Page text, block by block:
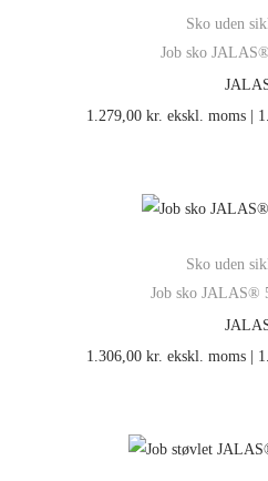
Sko uden
Job sko
1.279,00 kr. ekskl. moms |
Sko uden
Job sko JALAS®
1.306,00 kr. ekskl. moms |